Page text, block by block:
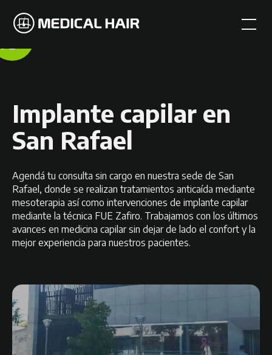
Implante capilar en
San Rafael
Agendá tu consulta sin cargo en nuestra sede de San
Rafael, donde se realizan tratamientos anticaída mediante
mesoterapia así como intervenciones de implante capilar
mediante la técnica FUE Zafiro. Trabajamos con los últimos
avances en medicina capilar sin dejar de lado el confort y la
mejor experiencia para nuestros pacientes.